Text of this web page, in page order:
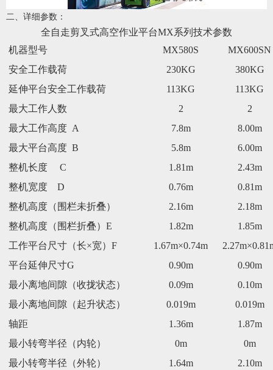
二、详细参数：
全自走剪叉式高空作业平台MX系列技术参数
机器型号
MX580S
MX600SN
安全工作载荷
230KG
380KG
延伸平台安全工作载荷
113KG
113KG
最大工作人数
2
2
最大工作高度 A 7.8m
8.00m
最大平台高度 B 5.8m
6.00m
整机长度
C 1.81m
2.43m
整机宽度 D
0.76m
0.81m
整机高度（围栏未折叠）
2.16m
2.18m
整机高度（围栏折叠）E
1.82m
1.85m
工作平台尺寸（长×宽）F
1.67m×0.74m
平台延伸尺寸G
0.90m
0.90m
最小离地间隙（收拢状态）
0.09m
0.10m
最小离地间隙（起升状态）
0.019m
0.019m
轴距
1.36m
1.87m
最小转弯半径（内轮）
0m
0m
最小转弯半径（外轮）
1.64m
2.10m